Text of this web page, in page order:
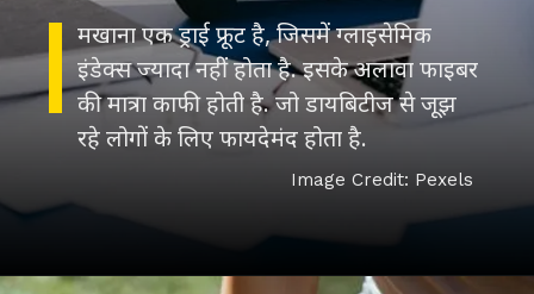
मखाना एक ड्राई फ्रूट है, जिसमें ग्लाइसेमिक
इंडेक्स ज्यादा नहीं होता है. इसके अलावा फाइबर
की मात्रा काफी होती है. जो डायबिटीज से जूझ
रहे लोगों के लिए फायदेमंद होता है.
Image Credit: Pexels